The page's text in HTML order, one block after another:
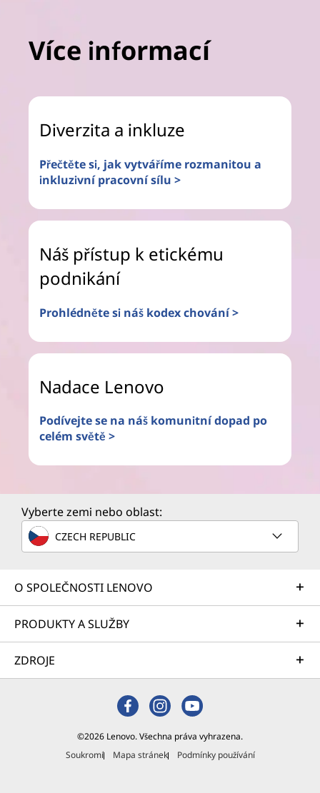
Více informací
Diverzita a inkluze
Přečtěte si, jak vytváříme rozmanitou a
inkluzivní pracovní sílu >
Náš přístup k etickému
podnikání
Prohlédněte si náš kodex chování >
Nadace Lenovo
Podívejte se na náš komunitní dopad po
celém světě >
Vyberte zemi nebo oblast:
CZECH REPUBLIC
O SPOLEČNOSTI LENOVO
PRODUKTY A SLUŽBY
ZDROJE
©2026 Lenovo. Všechna práva vyhrazena.
Soukromí
Mapa stránek Podmínky používání